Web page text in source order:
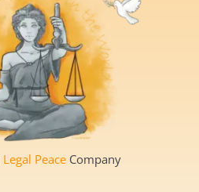
Legal Peace Company